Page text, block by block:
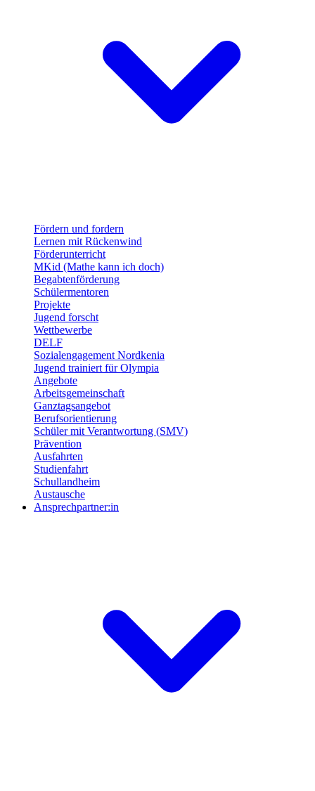
Fördern und fordern
Lernen mit Rückenwind
Förderunterricht
MKid (Mathe kann ich doch)
Begabtenförderung
Schülermentoren
Projekte
Jugend forscht
Wettbewerbe
DELF
Sozialengagement Nordkenia
Jugend trainiert für Olympia
Angebote
Arbeitsgemeinschaft
Ganztagsangebot
Berufsorientierung
Schüler mit Verantwortung (SMV)
Prävention
Ausfahrten
Studienfahrt
Schullandheim
Austausche
Ansprechpartner:in